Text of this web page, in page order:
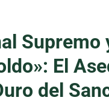
Supremo
El
del